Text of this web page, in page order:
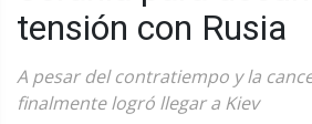
tensión con Rusia
A pesar del contratiempo y la
finalmente logró llegar a Kiev